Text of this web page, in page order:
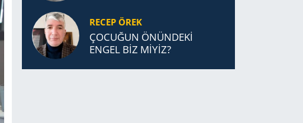
RECEP ÖREK
ÇOCUĞUN ÖNÜNDEKİ
ENGEL BİZ MİYİZ?